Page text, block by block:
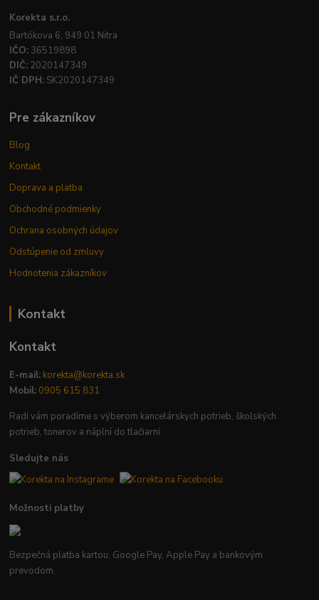
Korekta s.r.o.
Bartókova 6, 949 01 Nitra
IČO: 36519898
DIČ: 2020147349
IČ DPH: SK2020147349
Pre zákazníkov
Blog
Kontakt
Doprava a platba
Obchodné podmienky
Ochrana osobných údajov
Odstúpenie od zmluvy
Hodnotenia zákazníkov
Kontakt
Kontakt
E-mail: korekta@korekta.sk
Mobil: 0905 615 831
Radi vám poradíme s výberom kancelárskych potrieb, školských
potrieb, tonerov a náplní do tlačiarní.
Sledujte nás
Možnosti platby
Bezpečná platba kartou, Google Pay, Apple Pay a bankovým
prevodom.